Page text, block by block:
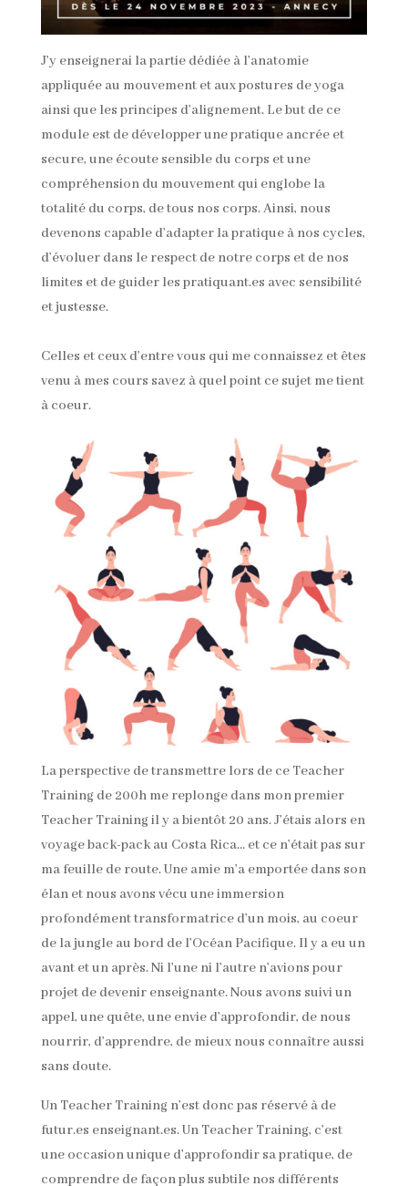
J’y enseignerai la partie dédiée à l’anatomie
appliquée au mouvement et aux postures de yoga
ainsi que les principes d’alignement. Le but de ce
module est de développer une pratique ancrée et
secure, une écoute sensible du corps et une
compréhension du mouvement qui englobe la
totalité du corps, de tous nos corps. Ainsi, nous
devenons capable d’adapter la pratique à nos cycles,
d’évoluer dans le respect de notre corps et de nos
limites et de guider les pratiquant.es avec sensibilité
et justesse.
Celles et ceux d’entre vous qui me connaissez et êtes
venu à mes cours savez à quel point ce sujet me tient
à coeur.
La perspective de transmettre lors de ce Teacher
Training de 200h me replonge dans mon premier
Teacher Training il y a bientôt 20 ans. J’étais alors en
voyage back-pack au Costa Rica… et ce n’était pas sur
ma feuille de route. Une amie m’a emportée dans son
élan et nous avons vécu une immersion
profondément transformatrice d’un mois, au coeur
de la jungle au bord de l’Océan Pacifique. Il y a eu un
avant et un après. Ni l’une ni l’autre n’avions pour
projet de devenir enseignante. Nous avons suivi un
appel, une quête, une envie d’approfondir, de nous
nourrir, d’apprendre, de mieux nous connaître aussi
sans doute.
Un Teacher Training n’est donc pas réservé à de
futur.es enseignant.es. Un Teacher Training, c’est
une occasion unique d’approfondir sa pratique, de
comprendre de façon plus subtile nos différents